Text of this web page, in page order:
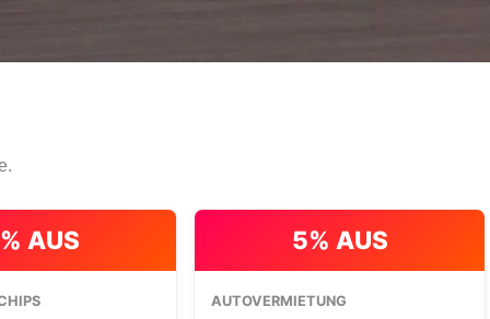
AUS 5% AUS
AUTOVERMIETUNG